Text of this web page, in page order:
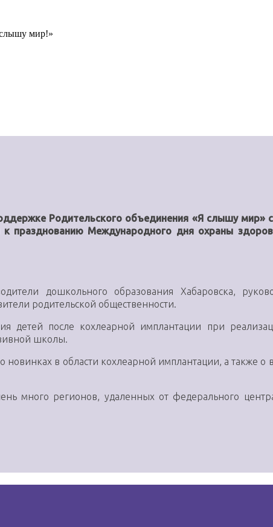
мир!»
Родительского объединения «Я слышу мир»
празднованию Международного дня охраны
дошкольного образования Хабаровска,
родительской общественности.
детей после кохлеарной имплантации при
школы.
о новинках в области кохлеарной имплантации, а также
много регионов, удаленных от федерального